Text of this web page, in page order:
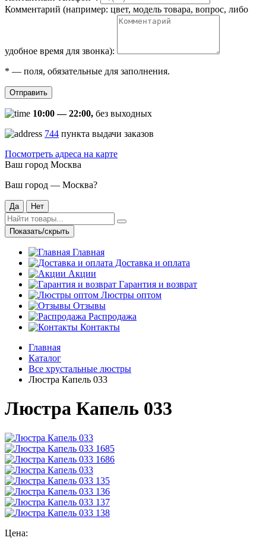
Комментарий (например: цвет, модель товара, вопрос, либо
удобное время для звонка):
* — поля, обязательные для заполнения.
Отправить
10:00 — 22:00, без выходных
744 пункта выдачи заказов
Посмотреть адреса на карте
Ваш город Москва
Ваш город — Москва?
Да Нет
Показать/скрыть
Главная
Доставка и оплата
Акции
Гарантия и возврат
Люстры оптом
Отзывы
Распродажа
Контакты
Главная
Каталог
Все хрустальные люстры
Люстра Капель 033
Люстра Капель 033
Цена: